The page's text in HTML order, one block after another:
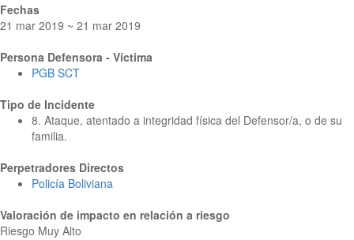
Fechas
21 mar 2019 ~ 21 mar 2019
Persona Defensora - Víctima
PGB SCT
Tipo de Incidente
8. Ataque, atentado a integridad física del Defensor/a, o de su
familia.
Perpetradores Directos
Policía Boliviana
Valoración de impacto en relación a riesgo
Riesgo Muy Alto